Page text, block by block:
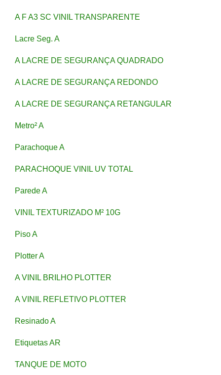
A F A3 SC VINIL TRANSPARENTE
Lacre Seg. A
A LACRE DE SEGURANÇA QUADRADO
A LACRE DE SEGURANÇA REDONDO
A LACRE DE SEGURANÇA RETANGULAR
Metro² A
Parachoque A
PARACHOQUE VINIL UV TOTAL
Parede A
VINIL TEXTURIZADO M² 10G
Piso A
Plotter A
A VINIL BRILHO PLOTTER
A VINIL REFLETIVO PLOTTER
Resinado A
Etiquetas AR
TANQUE DE MOTO